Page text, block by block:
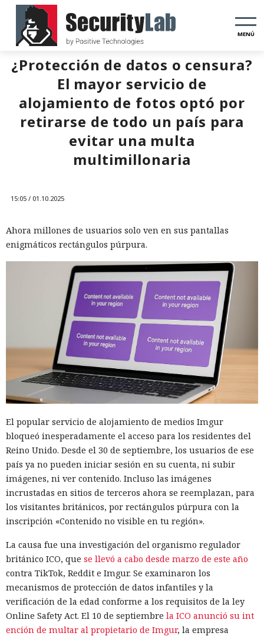
MENÚ
¿Protección de datos o censura?
El mayor servicio de
alojamiento de fotos optó por
retirarse de todo un país para
evitar una multa
multimillonaria
15:05 / 01.10.2025
Ahora millones de usuarios solo ven en sus pantallas
enigmáticos rectángulos púrpura.
El popular servicio de alojamiento de medios Imgur
bloqueó inesperadamente el acceso para los residentes del
Reino Unido. Desde el 30 de septiembre, los usuarios de ese
país ya no pueden iniciar sesión en su cuenta, ni subir
imágenes, ni ver contenido. Incluso las imágenes
incrustadas en sitios de terceros ahora se reemplazan, para
los visitantes británicos, por rectángulos púrpura con la
inscripción «Contenido no visible en tu región».
La causa fue una investigación del organismo regulador
británico ICO, que se llevó a cabo desde marzo de este año
contra TikTok, Reddit e Imgur. Se examinaron los
mecanismos de protección de datos infantiles y la
verificación de la edad conforme a los requisitos de la ley
Online Safety Act. El 10 de septiembre la ICO anunció su int
ención de multar al propietario de Imgur, la empresa